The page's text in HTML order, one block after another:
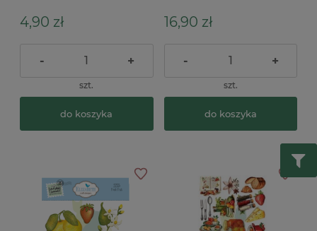
4,90 zł
- +
szt.
do koszyka
16,90 zł
- +
szt.
do koszyka